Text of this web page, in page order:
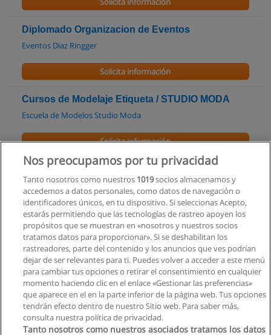
Diplomado Organizacion de Eventos
Eventos Diaz Ringger
Solicita información
Cursos de Modelaje Etiqueta / STUDIO MODA
Escuela de Modelos Studio Moda
Solicita información
Curso - Tendencias Creativas en Joyería
Workshop R2
Solicita información
Curso - Comunicación de Marca de Joyería
Workshop R2
Solicita información
Nos preocupamos por tu privacidad
Tanto nosotros como nuestros 1019socios almacenamos y
accedemos a datos personales, como datos de navegación o
identificadores únicos, en tu dispositivo. Si seleccionas Acepto,
estarás permitiendo que las tecnologías de rastreo apoyen los
propósitos que se muestran en «nosotros y nuestros socios
tratamos datos para proporcionar». Si se deshabilitan los
rastreadores, parte del contenido y los anuncios que ves podrían
dejar de ser relevantes para ti. Puedes volver a acceder a este menú
para cambiar tus opciones o retirar el consentimiento en cualquier
momento haciendo clic en el enlace «Gestionar las preferencias»
que aparece en el en la parte inferior de la página web. Tus opciones
tendrán efecto dentro de nuestro Sitio web. Para saber más,
consulta nuestra política de privacidad.
Tanto nosotros como nuestros asociados tratamos los datos